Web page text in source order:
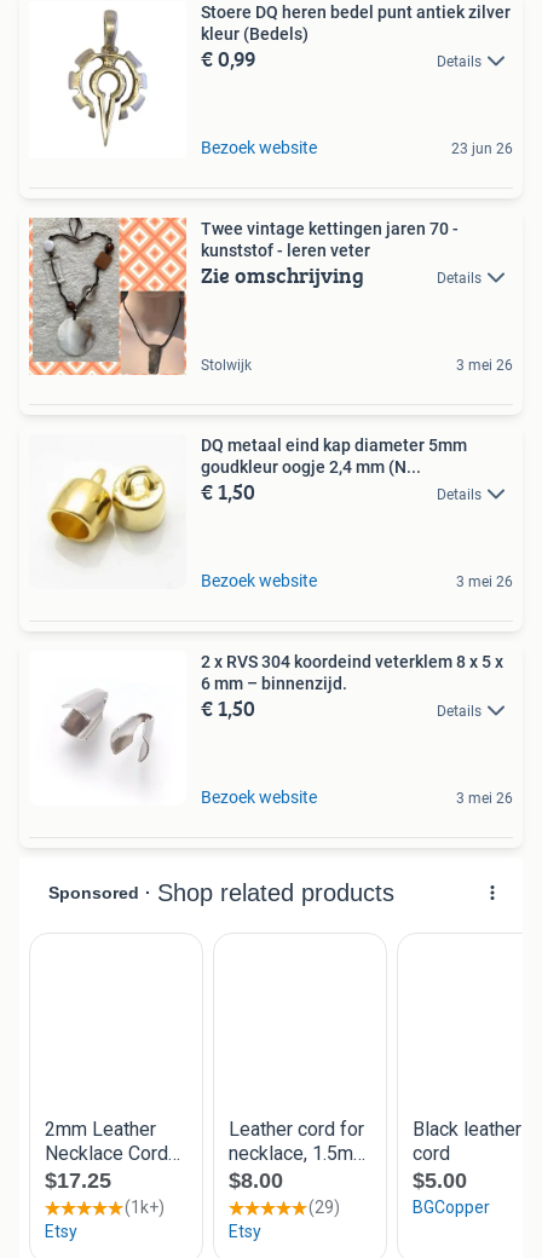
Stoere DQ heren bedel punt antiek zilver
kleur (Bedels)
€ 0,99 Details
Bezoek website 23 jun 26
Twee vintage kettingen jaren 70 -
kunststof - leren veter
Zie omschrijving Details
Stolwijk 3 mei 26
DQ metaal eind kap diameter 5mm
goudkleur oogje 2,4 mm (N...
€ 1,50 Details
Bezoek website 3 mei 26
2 x RVS 304 koordeind veterklem 8 x 5 x
6 mm – binnenzijd.
€ 1,50 Details
Bezoek website 3 mei 26